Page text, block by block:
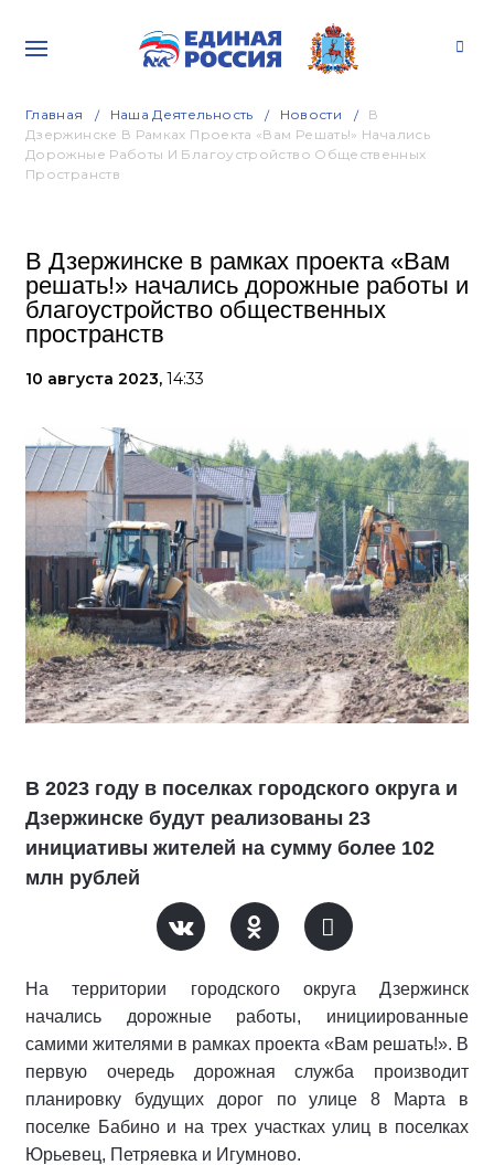
Главная Наша Деятельность Новости
В
Дзержинске В Рамках Проекта «Вам Решать!» Начались
Дорожные Работы И Благоустройство Общественных
Пространств
В Дзержинске в рамках проекта «Вам
решать!» начались дорожные работы и
благоустройство общественных
пространств
10 августа 2023, 14:33
В 2023 году в поселках городского округа и
Дзержинске будут реализованы 23
инициативы жителей на сумму более 102
млн рублей
На территории городского округа Дзержинск
начались дорожные работы, инициированные
самими жителями в рамках проекта «Вам решать!». В
первую очередь дорожная служба производит
планировку будущих дорог по улице 8 Марта в
поселке Бабино и на трех участках улиц в поселках
Юрьевец, Петряевка и Игумново.